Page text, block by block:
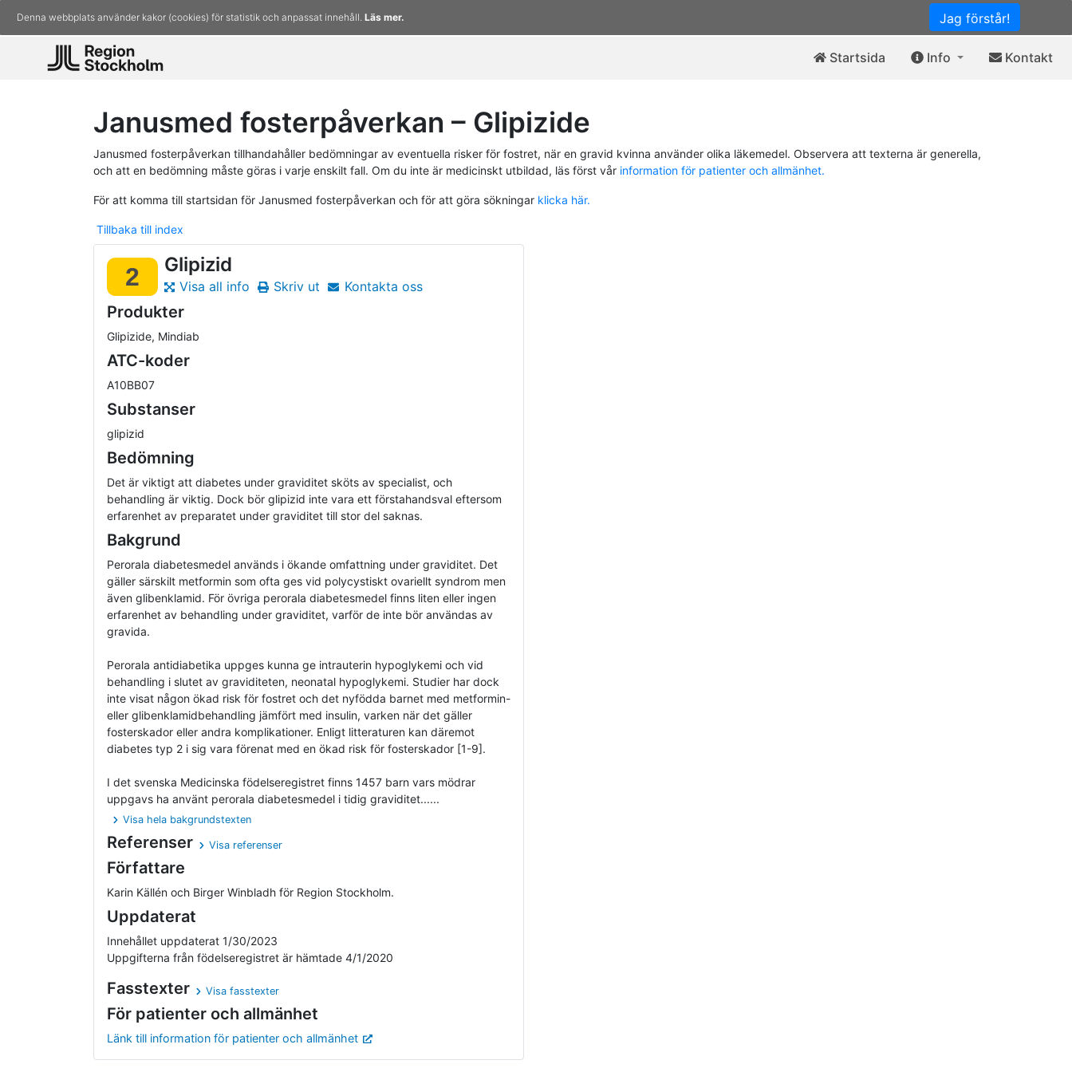
Jag förstår!
Denna webbplats använder kakor (cookies) för statistik och anpassat innehåll. Läs mer.
Startsida Info Kontakt
Janusmed fosterpåverkan – Glipizide
Janusmed fosterpåverkan tillhandahåller bedömningar av eventuella risker för fostret, när en gravid kvinna använder olika läkemedel. Observera att texterna är generella,
och att en bedömning måste göras i varje enskilt fall. Om du inte är medicinskt utbildad, läs först vår information för patienter och allmänhet.
För att komma till startsidan för Janusmed fosterpåverkan och för att göra sökningar klicka här.
Tillbaka till index
2 Glipizid
Visa all info Skriv ut Kontakta oss
Produkter
Glipizide, Mindiab
ATC-koder
A10BB07
Substanser
glipizid
Bedömning
Det är viktigt att diabetes under graviditet sköts av specialist, och
behandling är viktig. Dock bör glipizid inte vara ett förstahandsval eftersom
erfarenhet av preparatet under graviditet till stor del saknas.
Bakgrund
Perorala diabetesmedel används i ökande omfattning under graviditet. Det
gäller särskilt metformin som ofta ges vid polycystiskt ovariellt syndrom men
även glibenklamid. För övriga perorala diabetesmedel finns liten eller ingen
erfarenhet av behandling under graviditet, varför de inte bör användas av
gravida.
Perorala antidiabetika uppges kunna ge intrauterin hypoglykemi och vid
behandling i slutet av graviditeten, neonatal hypoglykemi. Studier har dock
inte visat någon ökad risk för fostret och det nyfödda barnet med metformin-
eller glibenklamidbehandling jämfört med insulin, varken när det gäller
fosterskador eller andra komplikationer. Enligt litteraturen kan däremot
diabetes typ 2 i sig vara förenat med en ökad risk för fosterskador [1-9].
I det svenska Medicinska födelseregistret finns 1457 barn vars mödrar
uppgavs ha använt perorala diabetesmedel i tidig graviditet......
Visa hela bakgrundstexten
Referenser Visa referenser
Författare
Karin Källén och Birger Winbladh för Region Stockholm.
Uppdaterat
Innehållet uppdaterat 1/30/2023
Uppgifterna från födelseregistret är hämtade 4/1/2020
Fasstexter Visa fasstexter
För patienter och allmänhet
Länk till information för patienter och allmänhet